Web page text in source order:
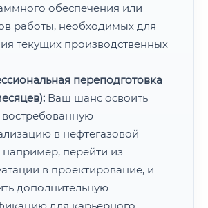
обеспечения или
работы, необходимых для
текущих производственных
переподготовка
Ваш шанс освоить
в нефтегазовой
например, перейти из
в проектирование, и
дополнительную